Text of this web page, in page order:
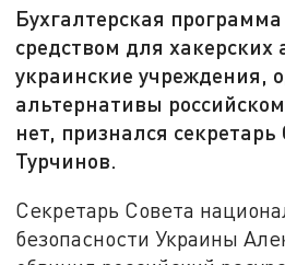
Бухгалтерская
средством для хакерских
украинские учреждения,
альтернативы
нет, признался
Турчинов.
Секретарь Совета
безопасности Украины